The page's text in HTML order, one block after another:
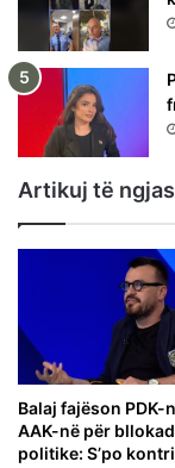
Artikuj të
Balaj fajëson PDK-
AAK-në për
politike: S’po